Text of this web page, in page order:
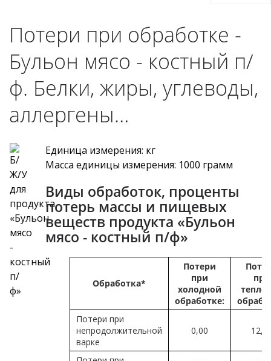
Потери при обработке -
Бульон мясо - костный п/
ф. Белки, жиры, углеводы,
аллергены…
Единица измерения: кг
Масса единицы измерения: 1000 грамм
Виды обработок, проценты
потерь массы и пищевых
веществ продукта «Бульон
мясо - костный п/ф»
Обработка*
Потери
при
холодной
обработке:
при
Потери при
непродолжительной
варке
0,00